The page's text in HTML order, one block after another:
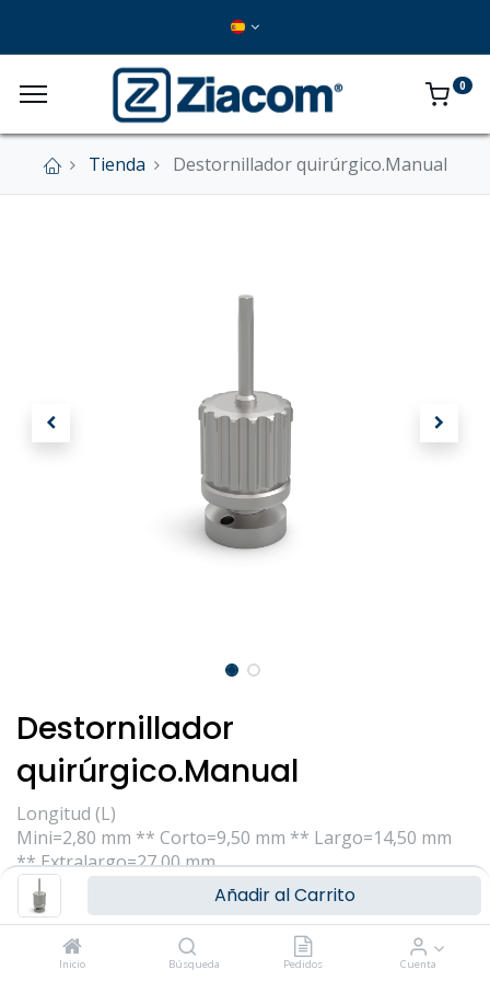
Añadir al Carrito
Inicio Búsqueda Pedidos Cuenta
0
Tienda Destornillador quirúrgico.Manual
Destornillador
quirúrgico.Manual
Longitud (L)
Mini=2,80 mm ** Corto=9,50 mm ** Largo=14,50 mm
** Extralargo=27,00 mm
Iniciar sesión Registrarsepara comprar
CARACTERÍSTICA
×
forma definitiva.
En este momento no se aceptan pedidos a
través del sitio web.
Para cualquier consulta o información
adicional, puedes ponerte en contacto con
nosotros a través de nuestros medios de
Gracias por tu interés.